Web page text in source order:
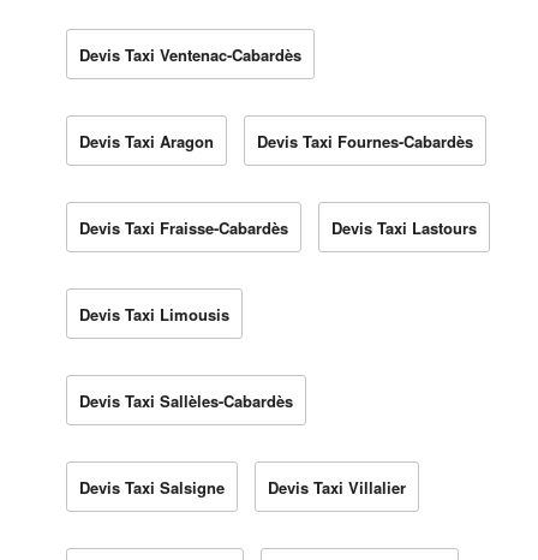
Devis Taxi Ventenac-Cabardès
Devis Taxi Aragon Devis Taxi Fournes-Cabardès
Devis Taxi Fraisse-Cabardès Devis Taxi Lastours
Devis Taxi Limousis
Devis Taxi Sallèles-Cabardès
Devis Taxi Salsigne Devis Taxi Villalier